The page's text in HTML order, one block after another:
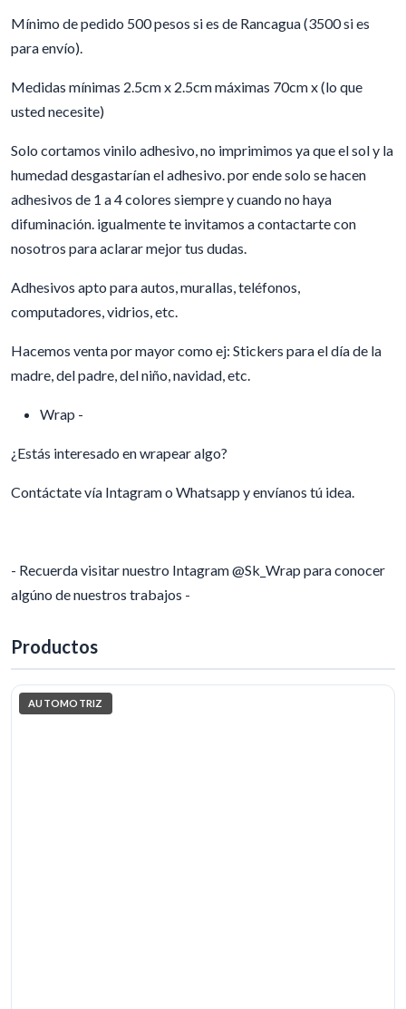
Mínimo de pedido 500 pesos si es de Rancagua (3500 si es
para envío).
Medidas mínimas 2.5cm x 2.5cm máximas 70cm x (lo que
usted necesite)
Solo cortamos vinilo adhesivo, no imprimimos ya que el sol y la
humedad desgastarían el adhesivo. por ende solo se hacen
adhesivos de 1 a 4 colores siempre y cuando no haya
difuminación. igualmente te invitamos a contactarte con
nosotros para aclarar mejor tus dudas.
Adhesivos apto para autos, murallas, teléfonos,
computadores, vidrios, etc.
Hacemos venta por mayor como ej: Stickers para el día de la
madre, del padre, del niño, navidad, etc.
Wrap -
¿Estás interesado en wrapear algo?
Contáctate vía Intagram o Whatsapp y envíanos tú idea.
- Recuerda visitar nuestro Intagram @Sk_Wrap para conocer
algúno de nuestros trabajos -
Productos
AUTOMOTRIZ